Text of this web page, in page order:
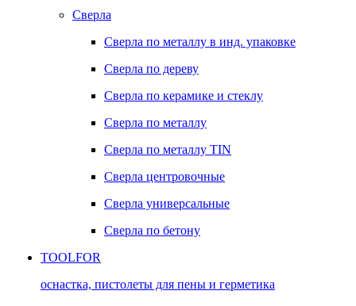
Сверла
Сверла по металлу в инд. упаковке
Сверла по дереву
Сверла по керамике и стеклу
Сверла по металлу
Сверла по металлу TIN
Сверла центровочные
Сверла универсальные
Сверла по бетону
TOOLFOR
оснастка, пистолеты для пены и герметика